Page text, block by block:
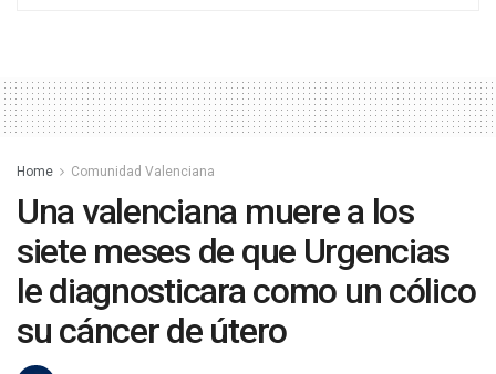
Home Comunidad Valenciana
Una valenciana muere a los
siete meses de que Urgencias
le diagnosticara como un cólico
su cáncer de útero